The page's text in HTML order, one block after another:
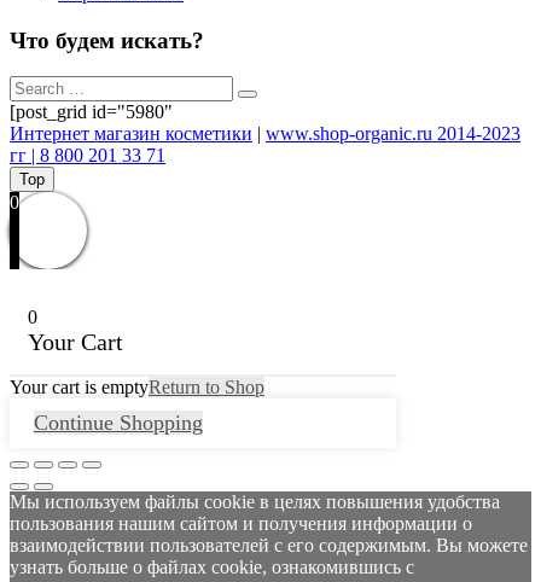
Что будем искать?
[post_grid id="5980"
Интернет магазин косметики | www.shop-organic.ru 2014-2023
гг | 8 800 201 33 71
Top
0
0
Your Cart
Your cart is emptyReturn to Shop
Continue Shopping
Мы используем файлы cookie в целях повышения удобства
пользования нашим сайтом и получения информации о
взаимодействии пользователей с его содержимым. Вы можете
узнать больше о файлах cookie, ознакомившись с